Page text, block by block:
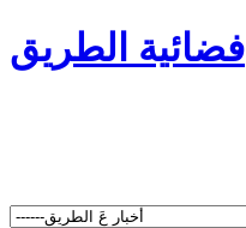
فضائية الطريق